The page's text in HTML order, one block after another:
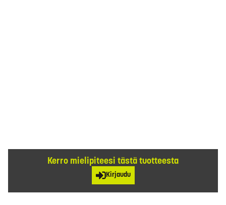
Kerro mielipiteesi tästä tuotteesta
Kirjaudu